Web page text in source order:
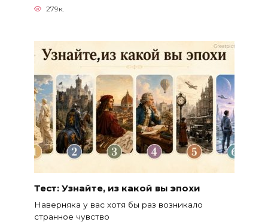
279к.
Тест: Узнайте, из какой вы эпохи
Наверняка у вас хотя бы раз возникало
странное чувство